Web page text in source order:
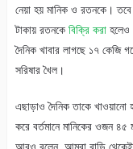
নেয়া হয় মানিক ও রতনকে। তবে
টাকায় রতনকে বিক্রি করাহলেও
দৈনিক খাবার লাগছে ১৭
সরিষার খৈল।
এছাড়াও দৈনিক তাকে
করে বর্তমানে মানিকের ওজন ৪৫